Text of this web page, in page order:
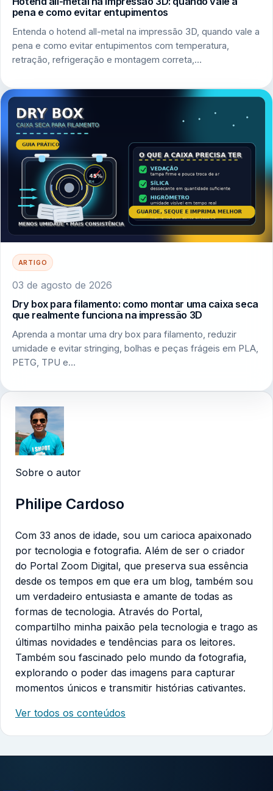
pena e como evitar entupimentos
Entenda o hotend all-metal na impressão 3D, quando vale a
pena e como evitar entupimentos com temperatura,
retração, refrigeração e montagem correta,…
ARTIGO
03 de agosto de 2026
Dry box para filamento: como montar uma caixa seca
que realmente funciona na impressão 3D
Aprenda a montar uma dry box para filamento, reduzir
umidade e evitar stringing, bolhas e peças frágeis em PLA,
PETG, TPU e…
Sobre o autor
Philipe Cardoso
Com 33 anos de idade, sou um carioca apaixonado
por tecnologia e fotografia. Além de ser o criador
do Portal Zoom Digital, que preserva sua essência
desde os tempos em que era um blog, também sou
um verdadeiro entusiasta e amante de todas as
formas de tecnologia. Através do Portal,
compartilho minha paixão pela tecnologia e trago as
últimas novidades e tendências para os leitores.
Também sou fascinado pelo mundo da fotografia,
explorando o poder das imagens para capturar
momentos únicos e transmitir histórias cativantes.
Ver todos os conteúdos